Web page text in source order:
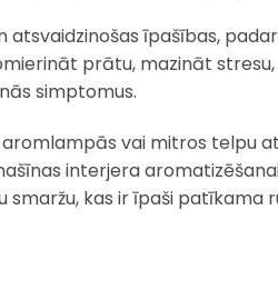
īpašības,
prātu, mazināt
simptomus.
vai mitros telpu
interjera
smaržu, kas ir īpaši patīkama